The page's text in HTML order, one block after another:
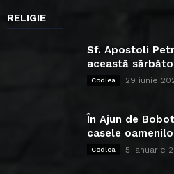
RELIGIE
Sf. Apostoli
această
Codlea 29 iunie
În Ajun de
casele
Codlea 5 ianuarie